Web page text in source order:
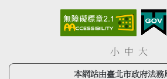
小 中 大
本網站由臺北市政府法務